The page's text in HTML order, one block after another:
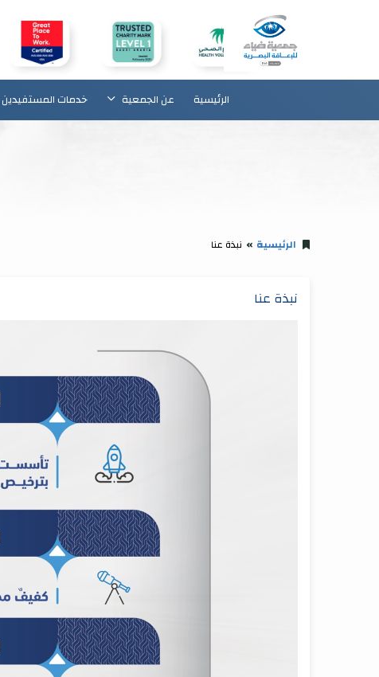
الرئيسية عن الجمعية خدمات المستفيدين
الرئيسية نبذة عنا
نبذة عنا